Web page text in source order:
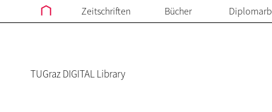
Zeitschriften Bücher
TUGraz DIGITAL Library